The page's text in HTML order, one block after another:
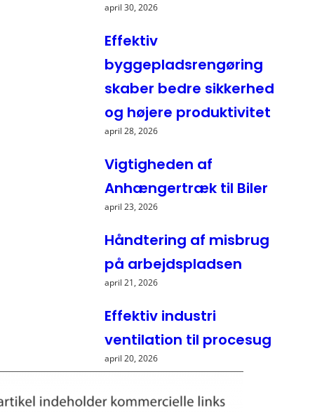
april 30, 2026
Effektiv
byggepladsrengøring
skaber bedre sikkerhed
og højere produktivitet
april 28, 2026
Vigtigheden af
Anhængertræk til Biler
april 23, 2026
Håndtering af misbrug
på arbejdspladsen
april 21, 2026
Effektiv industri
ventilation til procesug
april 20, 2026